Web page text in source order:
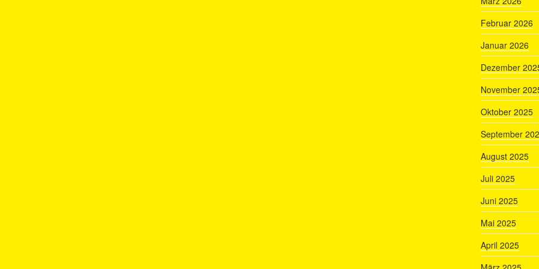
Februar 2026
Januar 2026
Dezember
November
Oktober 2025
September
August 2025
Juli 2025
Juni 2025
Mai 2025
April 2025